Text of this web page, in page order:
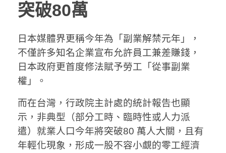
突破80萬
日本媒體界更稱今年為「副業解禁元年」，
不僅許多知名企業宣布允許員工兼差賺錢，
日本政府更首度修法賦予勞工「從事副業
權」。
而在台灣，行政院主計處的統計報告也顯
示，非典型（部分工時、臨時性或人力派
遣）就業人口今年將突破80 萬人大關，且有
年輕化現象，形成一股不容小覷的零工經濟